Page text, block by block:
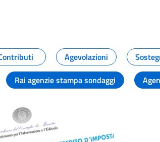
pagina Notizie
Agevolazioni
Rai agenzie stampa sondaggi